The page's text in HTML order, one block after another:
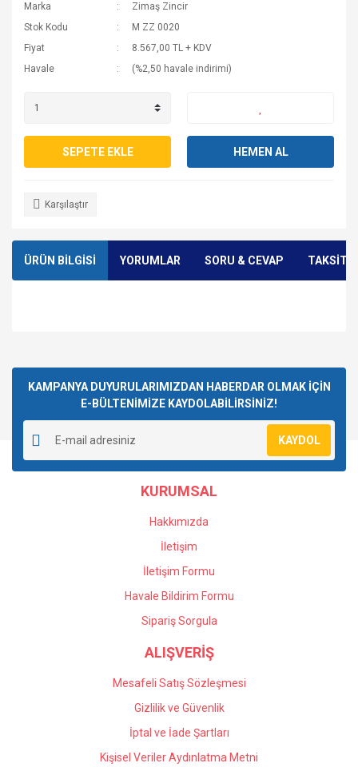
Marka
Zimaş Zincir
Stok Kodu
M ZZ 0020
Fiyat
8.567,00 TL + KDV
Havale
(%2,50 havale indirimi)
SEPETE EKLE HEMEN AL
Karşılaştır
ÜRÜN BİLGİSİ YORUMLAR SORU & CEVAP TAKSİT
Yorum Yaz
Soru Sor
kullanarak tarafımıza iletebilirsiniz.
Görüş ve önerileriniz için teşekkür ederiz.
Ürün resmi kalitesiz, bozuk veya görüntülenemiyor.
Ürün açıklamasında eksik bilgiler bulunuyor.
Ürün bilgilerinde hatalar bulunuyor.
Ürün fiyatı diğer sitelerden daha pahalı.
Gönder
KAMPANYA DUYURULARIMIZDAN HABERDAR OLMAK İÇİN
E-BÜLTENİMİZE KAYDOLABİLİRSİNİZ!
KAYDOL
KURUMSAL
Hakkımızda
İletişim
İletişim Formu
Havale Bildirim Formu
Sipariş Sorgula
ALIŞVERİŞ
Mesafeli Satış Sözleşmesi
Gizlilik ve Güvenlik
İptal ve İade Şartları
Kişisel Veriler Aydınlatma Metni